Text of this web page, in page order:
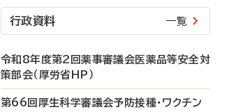
行政資料 一覧
令和8年度第2回薬事審議会医薬品等安全対
策部会（厚労省HP）
第66回厚生科学審議会予防接種・ワクチン